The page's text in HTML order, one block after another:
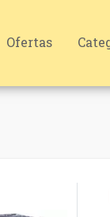
Ofertas